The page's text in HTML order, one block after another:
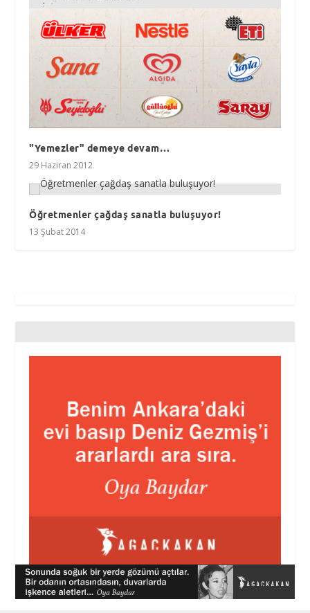
"Yemezler" demeye devam…
29 Haziran 2012
Öğretmenler çağdaş sanatla buluşuyor!
13 Şubat 2014